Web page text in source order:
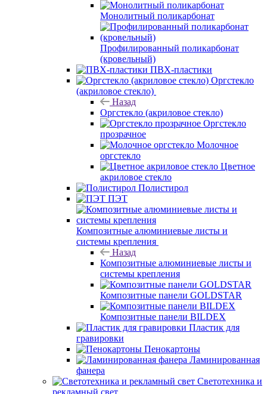
Монолитный поликарбонат
Профилированный поликарбонат
(кровельный)
ПВХ-пластики
Оргстекло
(акриловое стекло)
Назад
Оргстекло (акриловое стекло)
Оргстекло
прозрачное
Молочное
оргстекло
Цветное
акриловое стекло
Полистирол
ПЭТ
Композитные алюминиевые листы и
системы крепления
Назад
Композитные алюминиевые листы и
системы крепления
Композитные панели GOLDSTAR
Композитные панели BILDEX
Пластик для
гравировки
Пенокартоны
Ламинированная
фанера
Светотехника и
рекламный свет